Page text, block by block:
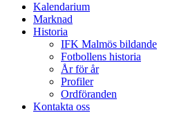
Kalendarium
Marknad
Historia
IFK Malmös bildande
Fotbollens historia
År för år
Profiler
Ordföranden
Kontakta oss